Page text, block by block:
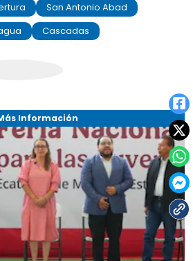
Información
San Antonio Abad
Cascadas